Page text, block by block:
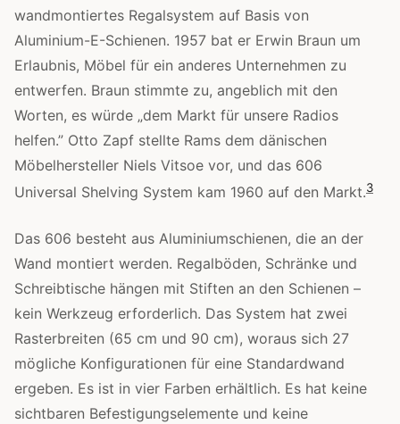
wandmontiertes Regalsystem auf Basis von
Aluminium-E-Schienen. 1957 bat er Erwin Braun um
Erlaubnis, Möbel für ein anderes Unternehmen zu
entwerfen. Braun stimmte zu, angeblich mit den
Worten, es würde „dem Markt für unsere Radios
helfen.” Otto Zapf stellte Rams dem dänischen
Möbelhersteller Niels Vitsoe vor, und das 606
Universal Shelving System kam 1960 auf den Markt.3
Das 606 besteht aus Aluminiumschienen, die an der
Wand montiert werden. Regalböden, Schränke und
Schreibtische hängen mit Stiften an den Schienen –
kein Werkzeug erforderlich. Das System hat zwei
Rasterbreiten (65 cm und 90 cm), woraus sich 27
mögliche Konfigurationen für eine Standardwand
ergeben. Es ist in vier Farben erhältlich. Es hat keine
sichtbaren Befestigungselemente und keine